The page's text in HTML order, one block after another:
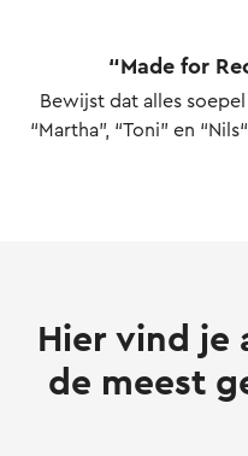
“Made for
Bewijst dat alles
“Martha”, “Toni” en
Hier vind je
de meest